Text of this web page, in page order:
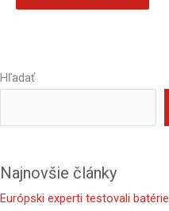
Hľadať
Najnovšie články
Európski experti testovali